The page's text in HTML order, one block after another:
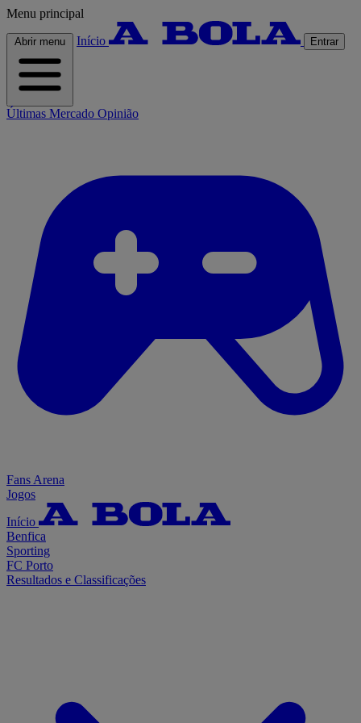
Menu principal
Abrir menu Início Entrar
Últimas Mercado Opinião
Fans Arena
Jogos
Início
Benfica
Sporting
FC Porto
Resultados e Classificações